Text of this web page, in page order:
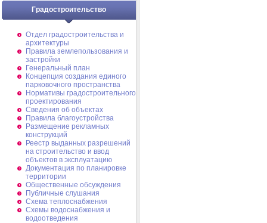
Градостроительство
Отдел градостроительства и
архитектуры
Правила землепользования и
застройки
Генеральный план
Концепция создания единого
парковочного пространства
Нормативы градостроительного
проектирования
Сведения об объектах
Правила благоустройства
Размещение рекламных
конструкций
Реестр выданных разрешений
на строительство и ввод
объектов в эксплуатацию
Документация по планировке
территории
Общественные обсуждения
Публичные слушания
Схема теплоснабжения
Схемы водоснабжения и
водоотведения